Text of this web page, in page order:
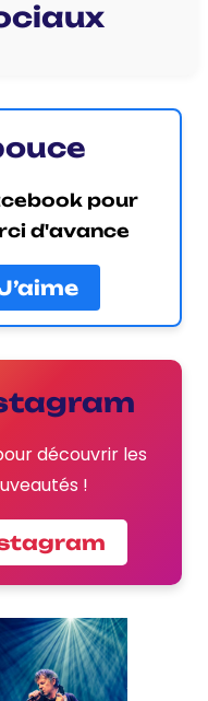
pour
d'avance
découvrir les
!